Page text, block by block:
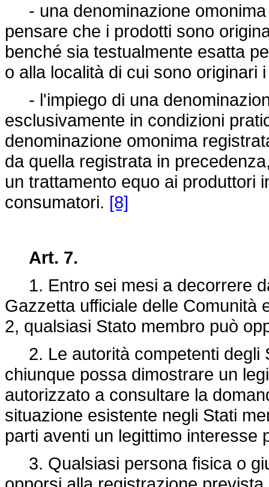
- una denominazione omonima
pensare che i prodotti sono
benché sia testualmente esatta
o alla località di cui sono originari
- l'impiego di una
esclusivamente in condizioni
denominazione omonima
da quella registrata in
un trattamento equo ai produttori
consumatori. [8]
Art. 7.
1. Entro sei mesi a decorrere
Gazzetta ufficiale delle Comunità
2, qualsiasi Stato membro può
2. Le autorità competenti degli
chiunque possa dimostrare un
autorizzato a consultare la
situazione esistente negli Stati
parti aventi un legittimo interesse
3. Qualsiasi persona fisica o